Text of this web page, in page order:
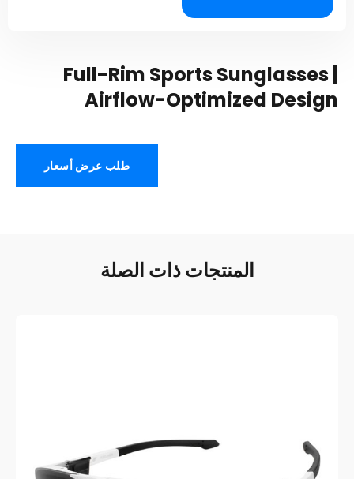
Full-Rim Sports Sunglasses
Airflow-Optimized Design
طلب عرض أسعار
المنتجات ذات الصلة